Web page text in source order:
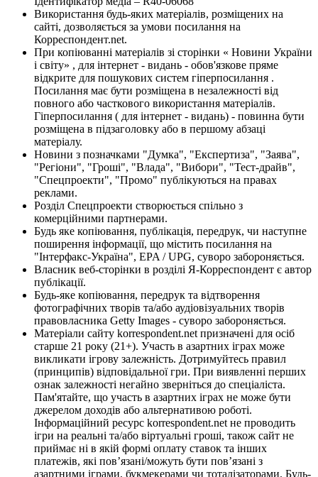
Використання будь-яких матеріалів, розміщених на
сайті, дозволяється за умови посилання на
Корреспондент.net.
При копіюванні матеріалів зі сторінки « Новини України
і світу» , для інтернет - видань - обов'язкове пряме
відкрите для пошукових систем гіперпосилання .
Посилання має бути розміщена в незалежності від
повного або часткового використання матеріалів.
Гіперпосилання ( для інтернет - видань) - повинна бути
розміщена в підзаголовку або в першому абзаці
матеріалу.
Новини з позначками "Думка", "Експертиза", "Заява",
"Регіони", "Гроші", "Влада", "Вибори", "Тест-драйв",
"Спецпроекти", "Промо" публікуються на правах
реклами.
Розділ Спецпроекти створюється спільно з
комерційними партнерами.
Будь яке копіювання, публікація, передрук, чи наступне
поширення інформації, що містить посилання на
"Інтерфакс-Україна", EPA / UPG, суворо забороняється.
Власник веб-сторінки в розділі Я-Корреспондент є автор
публікації.
Будь-яке копіювання, передрук та відтворення
фотографічних творів та/або аудіовізуальних творів
правовласника Getty Images - суворо забороняється.
Матеріали сайту korrespondent.net призначені для осіб
старше 21 року (21+). Участь в азартних іграх може
викликати ігрову залежність. Дотримуйтесь правил
(принципів) відповідальної гри. При виявленні перших
ознак залежності негайно зверніться до спеціаліста.
Пам'ятайте, що участь в азартних іграх не може бути
джерелом доходів або альтернативою роботі.
Інформаційний ресурс korrespondent.net не проводить
ігри на реальні та/або віртуальні гроші, також сайт не
приймає ні в якій формі оплату ставок та інших
платежів, які пов’язані/можуть бути пов’язані з
азартними іграми, букмекерами чи тоталізаторами. Будь-